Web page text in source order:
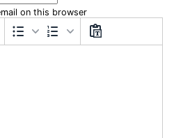
on this browser